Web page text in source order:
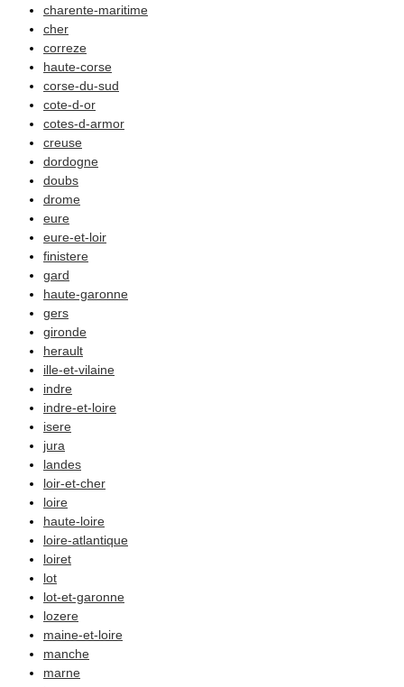
charente-maritime
cher
correze
haute-corse
corse-du-sud
cote-d-or
cotes-d-armor
creuse
dordogne
doubs
drome
eure
eure-et-loir
finistere
gard
haute-garonne
gers
gironde
herault
ille-et-vilaine
indre
indre-et-loire
isere
jura
landes
loir-et-cher
loire
haute-loire
loire-atlantique
loiret
lot
lot-et-garonne
lozere
maine-et-loire
manche
marne